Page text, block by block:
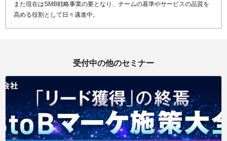
また現在はSMB戦略事業の要となり、チームの基準やサービスの品質を
高める役割として日々邁進中。
受付中の他のセミナー